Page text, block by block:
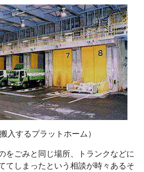
入するプラットホーム）
をごみと同じ場所、トランクなどに
てしまったという相談が時々あるそ